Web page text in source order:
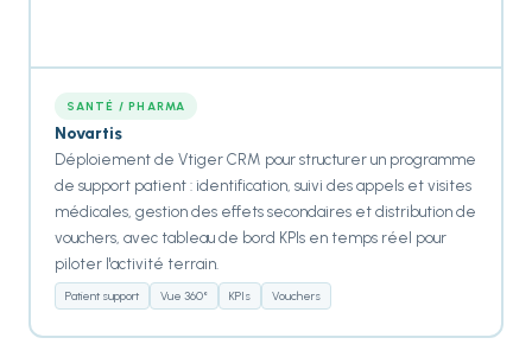
SANTÉ / PHARMA
Novartis
Déploiement de Vtiger CRM pour structurer un programme
de support patient : identification, suivi des appels et visites
médicales, gestion des effets secondaires et distribution de
vouchers, avec tableau de bord KPIs en temps réel pour
piloter l'activité terrain.
Patient support Vue 360° KPIs Vouchers